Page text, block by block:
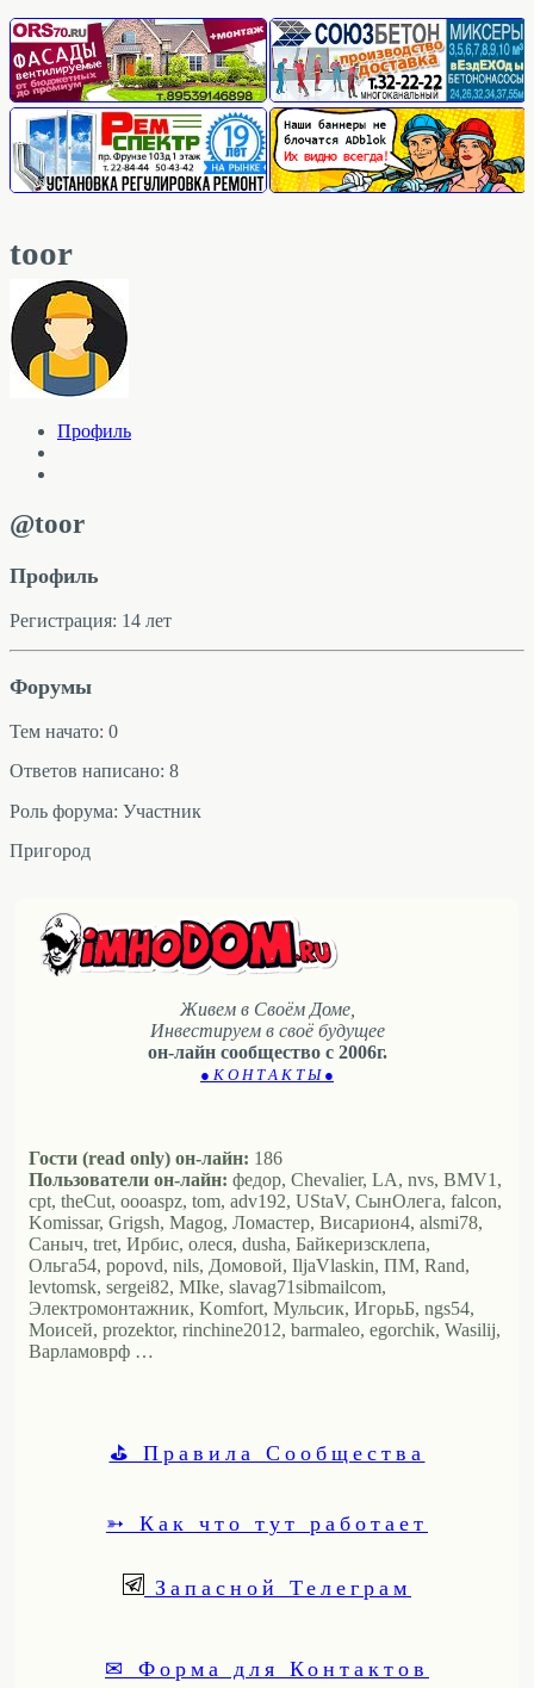
toor
Профиль
@toor
Профиль
Регистрация: 14 лет
Форумы
Тем начато: 0
Ответов написано: 8
Роль форума: Участник
Пригород
Живем в Своём Доме,
Инвестируем в своё будущее
он-лайн сообщество с 2006г.
● К О Н Т А К Т Ы ●
Гости (read only) он-лайн: 186
Пользователи он-лайн: федор, Chevalier, LA, nvs, BMV1,
cpt, theCut, oooaspz, tom, adv192, UStaV, СынОлега, falcon,
Komissar, Grigsh, Magog, Ломастер, Висариoн4, alsmi78,
Саныч, tret, Ирбис, олеся, dusha, Байкеризсклепа,
Ольга54, popovd, nils, Домовой, IljaVlaskin, ПМ, Rand,
levtomsk, sergei82, MIke, slavag71sibmailcom,
Электромонтажник, Komfort, Мульсик, ИгорьБ, ngs54,
Моисей, prozektor, rinchine2012, barmaleo, egorchik, Wasilij,
Варламоврф …
⛳ Правила Сообщества
➳ Как что тут работает
Запасной Телеграм
✉ Форма для Контактов